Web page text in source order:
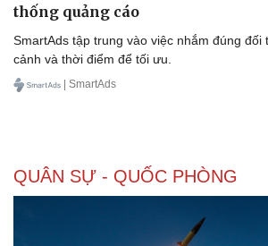
thống quảng cáo
SmartAds tập trung vào việc nhắm đúng
cảnh và thời điểm để tối ưu.
| SmartAds
QUÂN SỰ - QUỐC PHÒNG